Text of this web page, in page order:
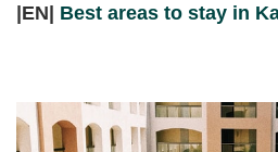
|EN| Best areas to stay in